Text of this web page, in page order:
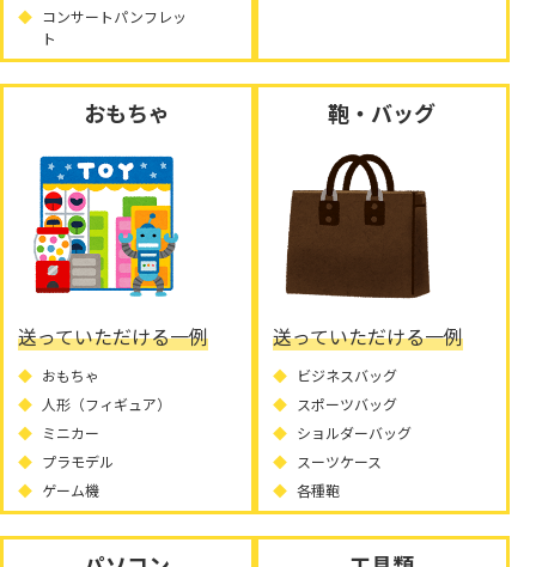
コンサートパンフレッ
ト
おもちゃ
送っていただける一例
おもちゃ
人形（フィギュア）
ミニカー
プラモデル
ゲーム機
鞄・バッグ
送っていただける一例
ビジネスバッグ
スポーツバッグ
ショルダーバッグ
スーツケース
各種鞄